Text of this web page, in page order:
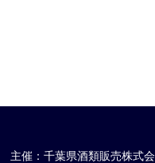
主催：千葉県酒類販売株式